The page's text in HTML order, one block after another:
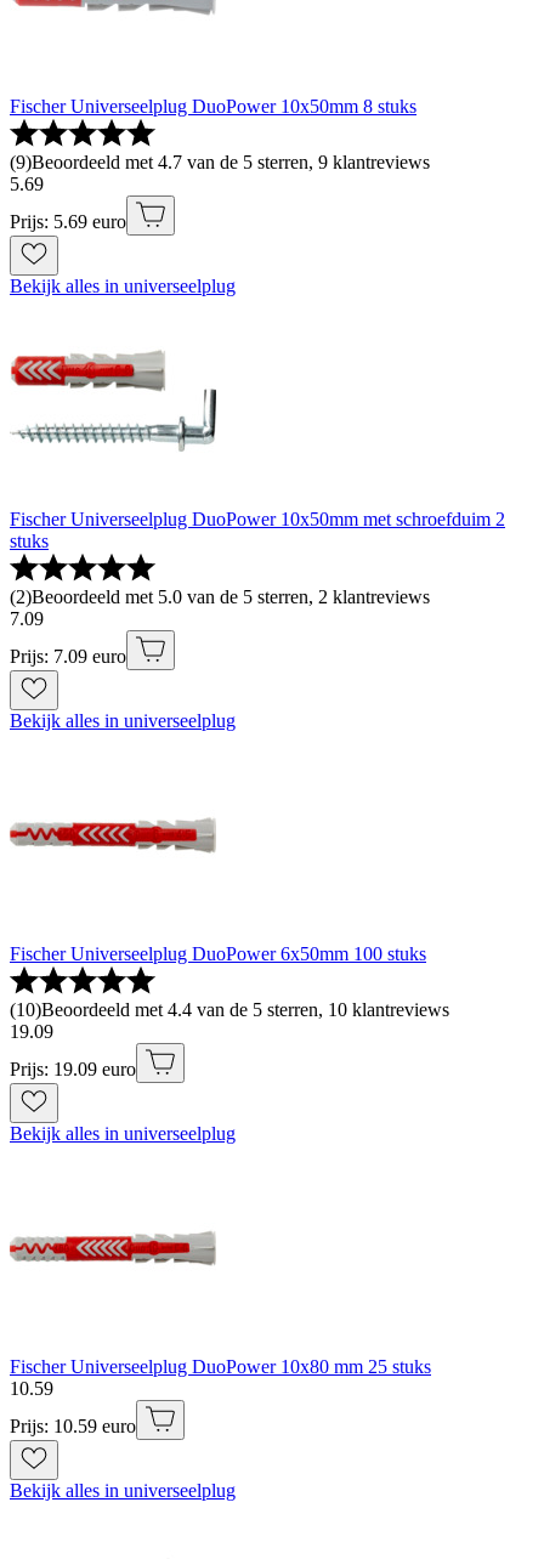
Fischer Universeelplug DuoPower 10x50mm 8 stuks
(9)Beoordeeld met 4.7 van de 5 sterren, 9 klantreviews
5.69
Prijs: 5.69 euro
Bekijk alles in universeelplug
Fischer Universeelplug DuoPower 10x50mm met schroefduim 2
stuks
(2)Beoordeeld met 5.0 van de 5 sterren, 2 klantreviews
7.09
Prijs: 7.09 euro
Bekijk alles in universeelplug
Fischer Universeelplug DuoPower 6x50mm 100 stuks
(10)Beoordeeld met 4.4 van de 5 sterren, 10 klantreviews
19.09
Prijs: 19.09 euro
Bekijk alles in universeelplug
Fischer Universeelplug DuoPower 10x80 mm 25 stuks
10.59
Prijs: 10.59 euro
Bekijk alles in universeelplug